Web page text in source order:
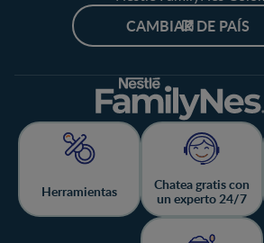
CAMBIAR DE PAÍS
Herramientas
Chatea gratis con
un experto 24/7